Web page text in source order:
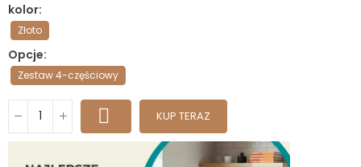
kolor
Złoto
Opcje
Zestaw 4-częściowy
KUP TERAZ